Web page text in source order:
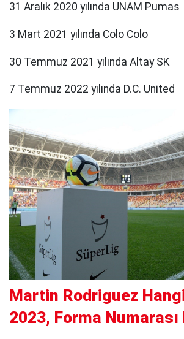
31 Aralık 2020 yılında UNAM Pumas
3 Mart 2021 yılında Colo Colo
30 Temmuz 2021 yılında Altay SK
7 Temmuz 2022 yılında D.C. United
Martin Rodriguez
2023, Forma Numarası